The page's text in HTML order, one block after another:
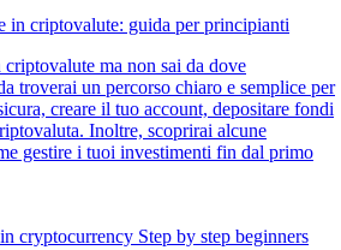
in criptovalute: guida per principianti
ma non sai da dove
troverai un percorso chiaro e semplice per
creare il tuo account, depositare fondi
Inoltre, scoprirai alcune
gestire i tuoi investimenti fin dal primo